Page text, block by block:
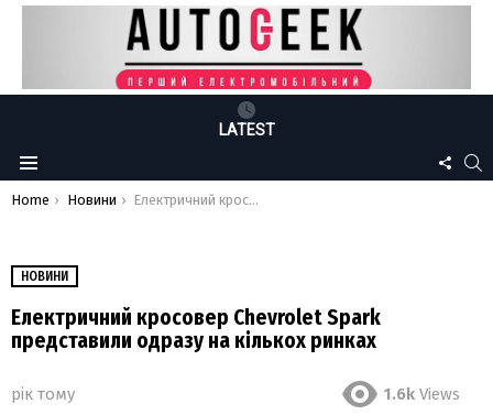
LATEST
Menu
US
You are here:
Home Новини Електричний кросовер Chevrolet Spark представили одразу на кількох ринках
НОВИНИ
Електричний кросовер Chevrolet Spark
представили одразу на кількох ринках
рік тому 1.6k Views